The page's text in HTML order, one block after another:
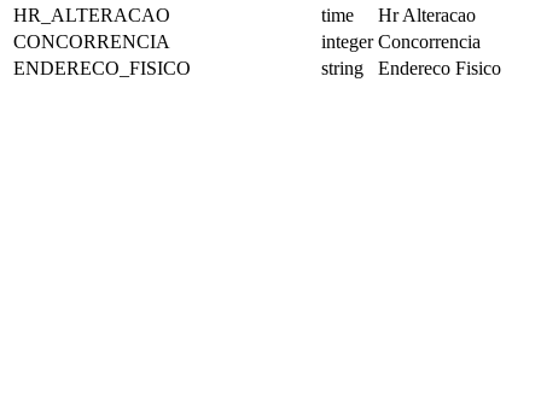
HR_ALTERACAO
time
Hr Alteracao
CONCORRENCIA
integer Concorrencia
ENDERECO_FISICO
string Endereco Fisico